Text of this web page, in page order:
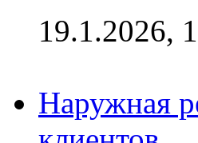
19.1.2026,
Наружная